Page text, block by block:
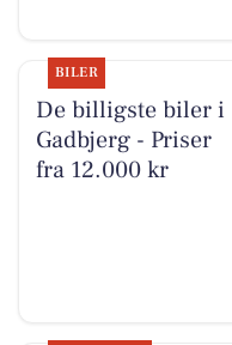
BILER
De billigste biler i
Gadbjerg - Priser
fra 12.000 kr